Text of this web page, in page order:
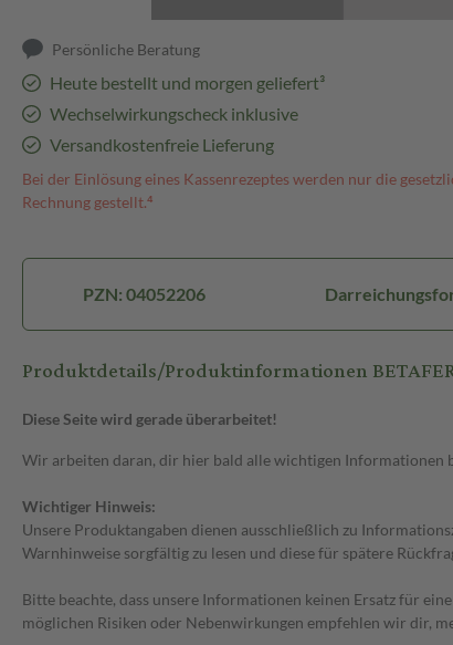
Persönliche Beratung
Heute bestellt und morgen geliefert³
Wechselwirkungscheck inklusive
Versandkostenfreie Lieferung
Bei der Einlösung eines Kassenrezeptes werden nur die
Rechnung gestellt.⁴
PZN: 04052206
Produktdetails/Produktinformationen
Diese Seite wird gerade überarbeitet!
Wir arbeiten daran, dir hier bald alle wichtigen Informationen
Wichtiger Hinweis:
Unsere Produktangaben dienen ausschließlich zu
Warnhinweise sorgfältig zu lesen und diese für spätere
Bitte beachte, dass unsere Informationen keinen Ersatz für
möglichen Risiken oder Nebenwirkungen empfehlen wir dir,